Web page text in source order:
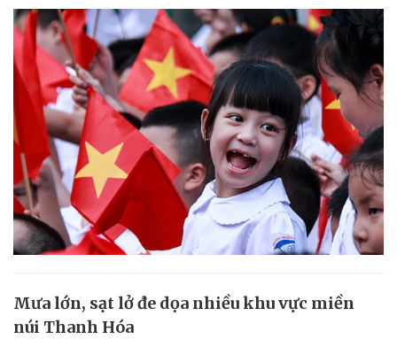
Mưa lớn, sạt lở đe dọa nhiều khu vực miền
núi Thanh Hóa